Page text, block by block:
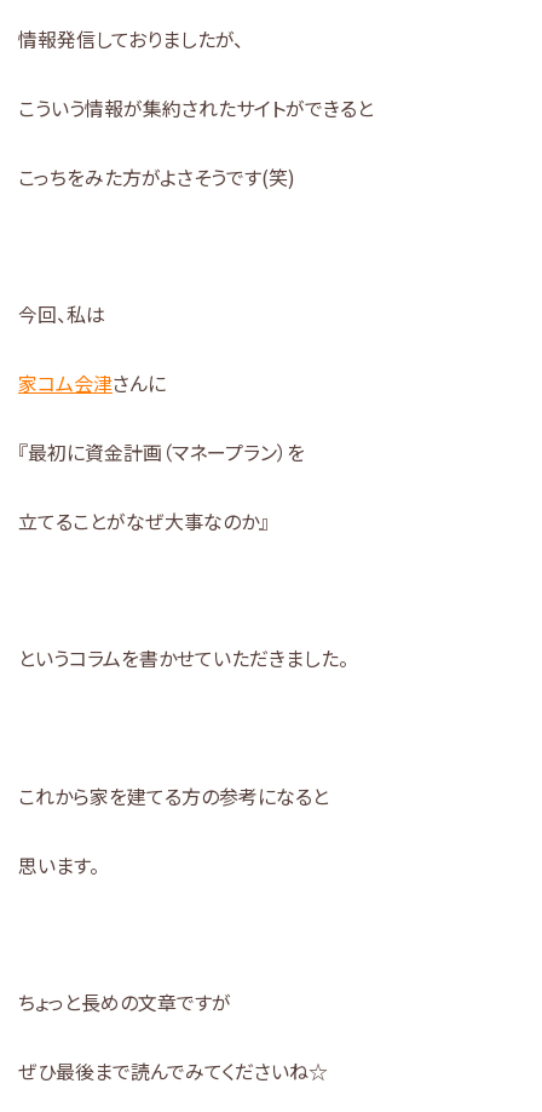
情報発信しておりましたが、
こういう情報が集約されたサイトができると
こっちをみた方がよさそうです(笑)
今回、私は
家コム会津さんに
『最初に資金計画（マネープラン）を
立てることがなぜ大事なのか』
というコラムを書かせていただきました。
これから家を建てる方の参考になると
思います。
ちょっと長めの文章ですが
ぜひ最後まで読んでみてくださいね☆